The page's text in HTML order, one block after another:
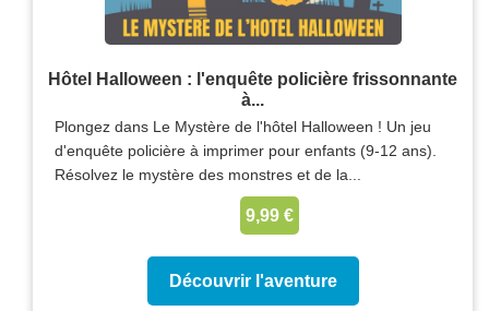
Hôtel Halloween : l'enquête policière frissonnante
à...
Plongez dans Le Mystère de l'hôtel Halloween ! Un jeu
d'enquête policière à imprimer pour enfants (9-12 ans).
Résolvez le mystère des monstres et de la...
9,99 €
Découvrir l'aventure